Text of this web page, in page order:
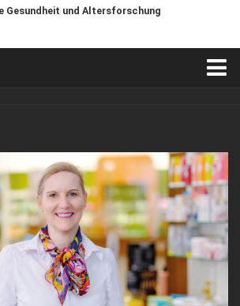
Gesundheit und Altersforschung
/ Ostsachsen